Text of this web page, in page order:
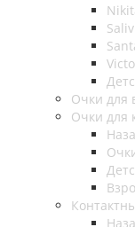
Очки для
Очки для